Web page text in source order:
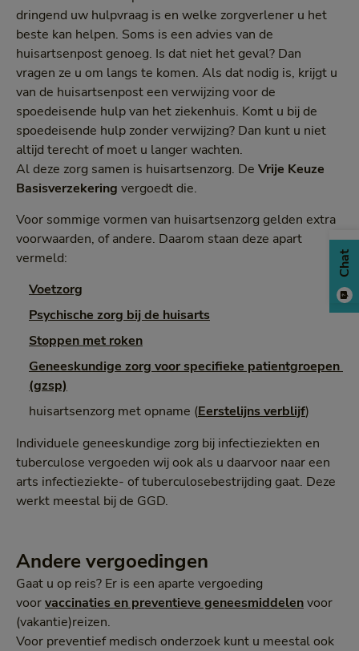
dringend uw hulpvraag is en welke zorgverlener u het
beste kan helpen. Soms is een advies van de
huisartsenpost genoeg. Is dat niet het geval? Dan
vragen ze u om langs te komen. Als dat nodig is, krijgt u
van de huisartsenpost een verwijzing voor de
spoedeisende hulp van het ziekenhuis. Komt u bij de
spoedeisende hulp zonder verwijzing? Dan kunt u niet
altijd terecht of moet u langer wachten.
Al deze zorg samen is huisartsenzorg. De Vrije Keuze
Basisverzekering vergoedt die.
Voor sommige vormen van huisartsenzorg gelden extra
voorwaarden, of andere. Daarom staan deze apart
vermeld:
Voetzorg
Psychische zorg bij de huisarts
Stoppen met roken
Geneeskundige zorg voor specifieke patientgroepen
(gzsp)
huisartsenzorg met opname (Eerstelijns verblijf)
Individuele geneeskundige zorg bij infectieziekten en
tuberculose vergoeden wij ook als u daarvoor naar een
arts infectieziekte- of tuberculosebestrijding gaat. Deze
werkt meestal bij de GGD.
Andere vergoedingen
Gaat u op reis? Er is een aparte vergoeding
voorvaccinaties en preventieve geneesmiddelenvoor
(vakantie)reizen.
Voor preventief medisch onderzoek kunt u meestal ook
Chat